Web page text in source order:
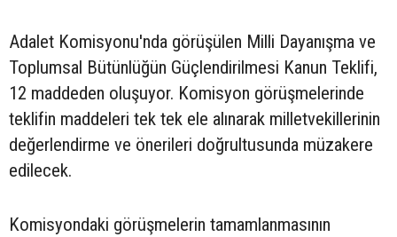
Adalet Komisyonu'nda görüşülen Milli Dayanışma ve
Toplumsal Bütünlüğün Güçlendirilmesi Kanun Teklifi,
12 maddeden oluşuyor. Komisyon görüşmelerinde
teklifin maddeleri tek tek ele alınarak milletvekillerinin
değerlendirme ve önerileri doğrultusunda müzakere
edilecek.
Komisyondaki görüşmelerin tamamlanmasının